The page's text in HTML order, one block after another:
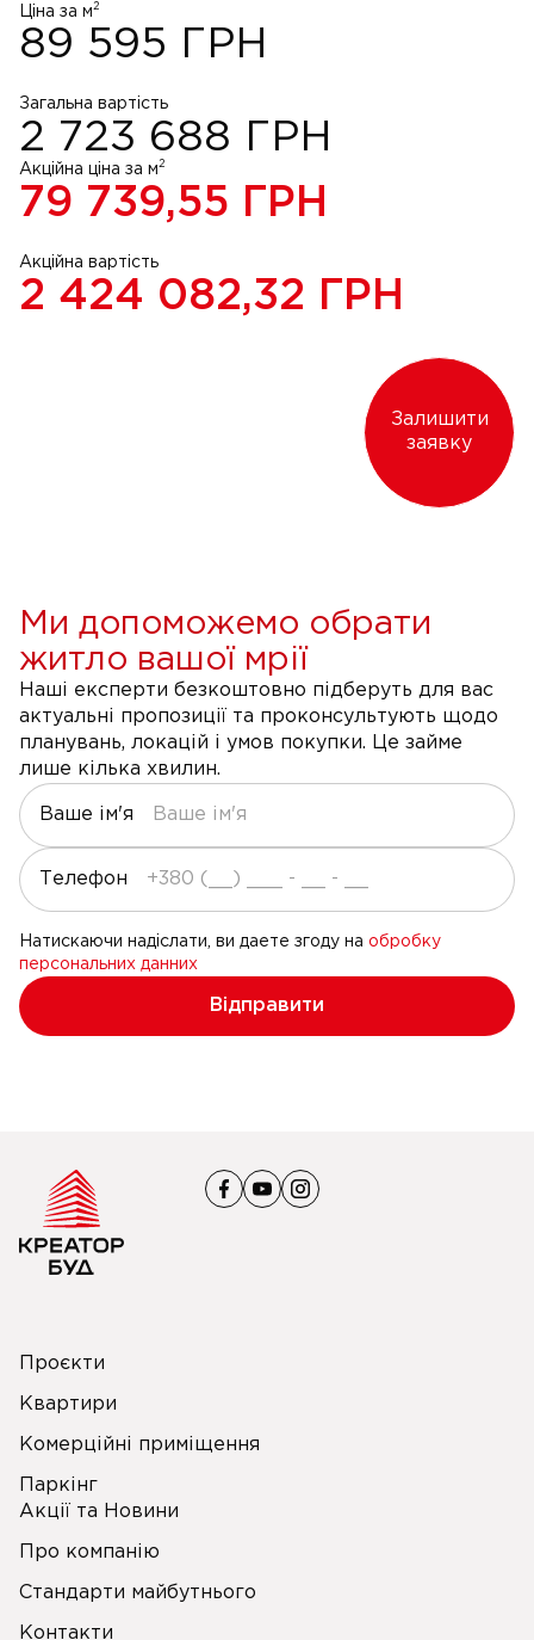
Ціна за м 2
89 595 ГРН
Загальна вартість
2 723 688 ГРН
Акційна ціна за м 2
79 739,55 ГРН
Акційна вартість
2 424 082,32 ГРН
Залишити
заявку
Ми допоможемо обрати
житло вашої мрії
Наші експерти безкоштовно підберуть для вас
актуальні пропозиції та проконсультують щодо
планувань, локацій і умов покупки. Це займе
лише кілька хвилин.
Ваше ім'я
Телефон
Натискаючи надіслати, ви даете згоду на обробку
персональних данних
Відправити
Проєкти
Квартири
Комерційні приміщення
Паркінг
Акції та Новини
Про компанію
Стандарти майбутнього
Контакти